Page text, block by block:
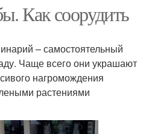
Как соорудить
– самостоятельный
Чаще всего они украшают
нагромождения
растениями